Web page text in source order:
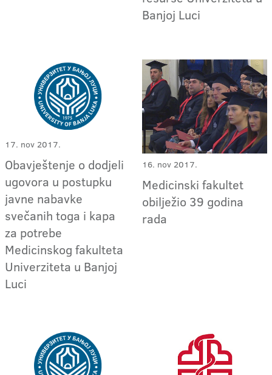
Banjoj Luci
17. nov 2017.
Obavještenje o dodjeli
ugovora u postupku
javne nabavke
svečanih toga i kapa
za potrebe
Medicinskog fakulteta
Univerziteta u Banjoj
Luci
16. nov 2017.
Medicinski fakultet
obilježio 39 godina
rada